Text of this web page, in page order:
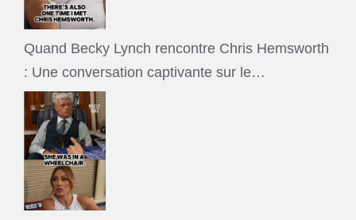
Quand Becky Lynch rencontre Chris Hemsworth
: Une conversation captivante sur le…